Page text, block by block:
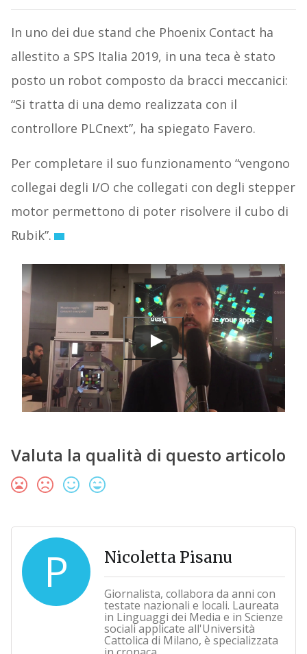
In uno dei due stand che Phoenix Contact ha
allestito a SPS Italia 2019, in una teca è stato
posto un robot composto da bracci meccanici:
“Si tratta di una demo realizzata con il
controllore PLCnext”, ha spiegato Favero.
Per completare il suo funzionamento “vengono
collegai degli I/O che collegati con degli stepper
motor permettono di poter risolvere il cubo di
Rubik”.
Valuta la qualità di questo articolo
P Nicoletta Pisanu
Giornalista, collabora da anni con
testate nazionali e locali. Laureata
in Linguaggi dei Media e in Scienze
sociali applicate all'Università
Cattolica di Milano, è specializzata